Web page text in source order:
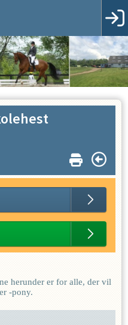
herunder er for alle, der vil
-pony.